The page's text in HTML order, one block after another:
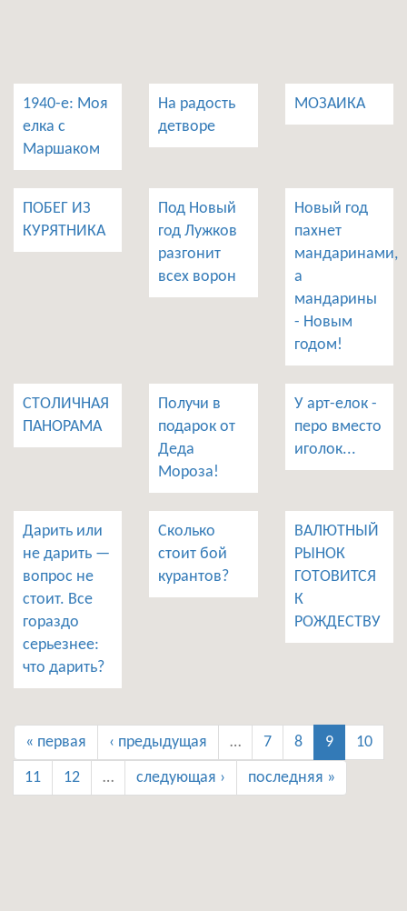
1940-е: Моя
елка с
Маршаком
На радость
детворе
МОЗАИКА
ПОБЕГ ИЗ
КУРЯТНИКА
Под Новый
год Лужков
разгонит
всех ворон
Новый год
пахнет
мандаринами,
а
мандарины
- Новым
годом!
СТОЛИЧНАЯ
ПАНОРАМА
Получи в
подарок от
Деда
Мороза!
У арт-елок -
перо вместо
иголок...
Дарить или
не дарить —
вопрос не
стоит. Все
гораздо
серьезнее:
что дарить?
Сколько
стоит бой
курантов?
ВАЛЮТНЫЙ
РЫНОК
ГОТОВИТСЯ
К
РОЖДЕСТВУ
« первая ‹ предыдущая … 7 8 9 10
11 12 … следующая › последняя »